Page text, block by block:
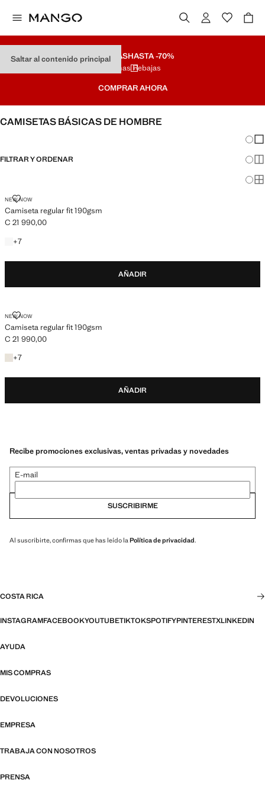
Saltar al contenido principal
REBAJASHASTA -70%
Últimas Rebajas
COMPRAR AHORA
CAMISETAS BÁSICAS DE HOMBRE
FILTRAR Y ORDENAR
NEW NOW
Camiseta regular fit 190gsm
CAMISETA REGULAR FIT 190GSM
Precio actual [C 21 990,00 ]
C 21 990,00
+7
+1 colores
AÑADIR
NEW NOW
Camiseta regular fit 190gsm
CAMISETA REGULAR FIT 190GSM
Precio actual [C 21 990,00 ]
C 21 990,00
+7
+1 colores
AÑADIR
Recibe promociones exclusivas, ventas privadas y novedades
E-mail
SUSCRIBIRME
Al suscribirte, confirmas que has leído la Política de privacidad.
COSTA RICA
INSTAGRAMFACEBOOKYOUTUBETIKTOKSPOTIFYPINTERESTXLINKEDIN
AYUDA
MIS COMPRAS
DEVOLUCIONES
EMPRESA
TRABAJA CON NOSOTROS
PRENSA